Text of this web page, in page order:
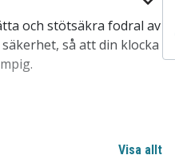
och stötsäkra fodral av
så att din klocka
Visa allt